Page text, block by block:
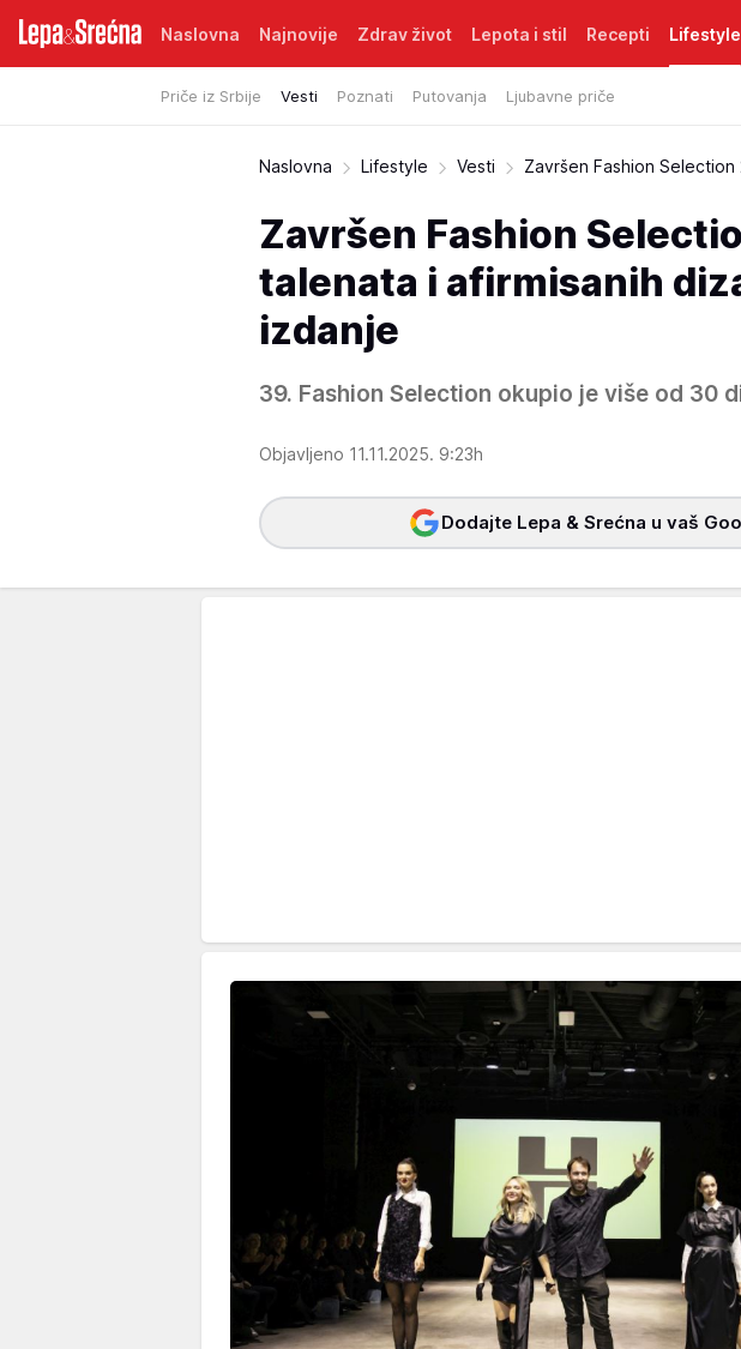
Naslovna Najnovije Zdrav život Lepota i stil Recepti Lifestyle
Priče iz Srbije Vesti Poznati Putovanja Ljubavne priče
Naslovna Lifestyle Vesti Završen Fashion Selection
Završen Fashion
talenata i afirmisanih
izdanje
39. Fashion Selection okupio je više od 30
Objavljeno 11.11.2025. 9:23h
Dodajte Lepa & Srećna u vaš